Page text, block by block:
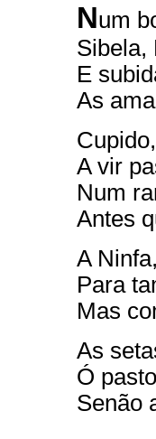
Num
Sibela,
E
As
A vir
Num
Antes
A
Para
Mas
As
Ó
Senão